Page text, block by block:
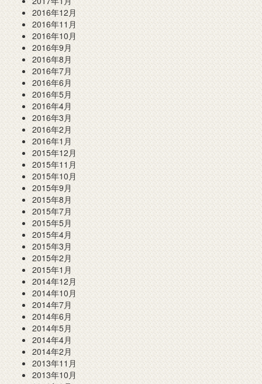
2016年12月
2016年11月
2016年10月
2016年9月
2016年8月
2016年7月
2016年6月
2016年5月
2016年4月
2016年3月
2016年2月
2016年1月
2015年12月
2015年11月
2015年10月
2015年9月
2015年8月
2015年7月
2015年5月
2015年4月
2015年3月
2015年2月
2015年1月
2014年12月
2014年10月
2014年7月
2014年6月
2014年5月
2014年4月
2014年2月
2013年11月
2013年10月